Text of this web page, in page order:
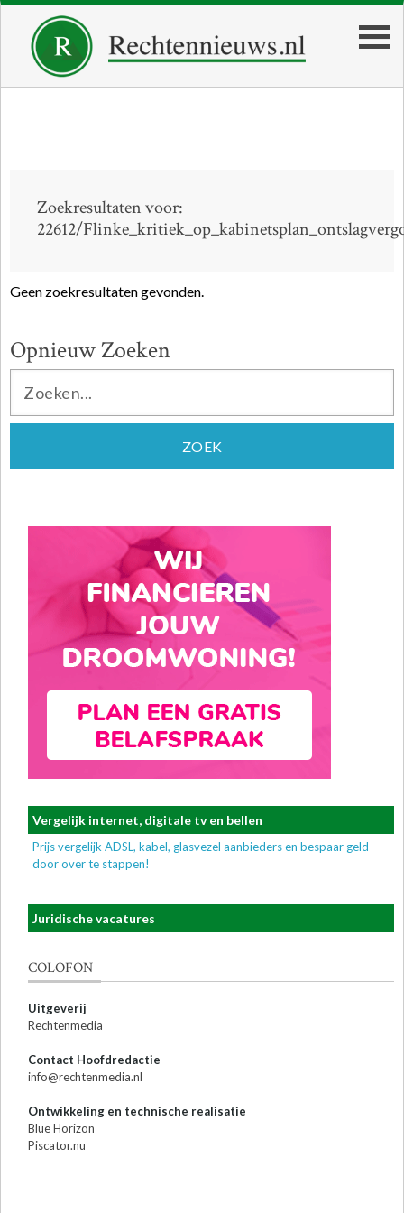
Zoekresultaten voor:
22612/
Geen zoekresultaten gevonden.
Opnieuw Zoeken
Vergelijk internet, digitale tv en bellen
Prijs vergelijk ADSL, kabel, glasvezel aanbieders en bespaar geld
door over te stappen!
Juridische vacatures
COLOFON
Uitgeverij
Rechtenmedia
Contact Hoofdredactie
info@rechtenmedia.nl
Ontwikkeling en technische realisatie
Blue Horizon
Piscator.nu